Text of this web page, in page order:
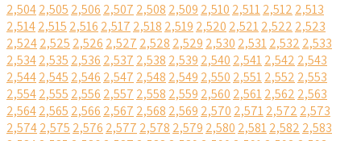
2,5042,505 2,506 2,507 2,508 2,509 2,510 2,5112,512 2,513
2,5142,515 2,516 2,517 2,518 2,519 2,520 2,5212,522 2,523
2,5242,525 2,526 2,527 2,528 2,529 2,530 2,5312,532 2,533
2,5342,535 2,536 2,537 2,538 2,539 2,540 2,5412,542 2,543
2,5442,545 2,546 2,547 2,548 2,549 2,550 2,5512,552 2,553
2,5542,555 2,556 2,557 2,558 2,559 2,560 2,5612,562 2,563
2,5642,565 2,566 2,567 2,568 2,569 2,570 2,5712,572 2,573
2,5742,575 2,576 2,577 2,578 2,579 2,580 2,5812,582 2,583